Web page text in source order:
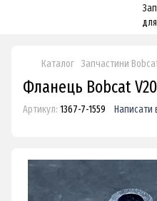
Каталог Запчастини
Фланець Bobcat
Артикул: 1367-7-1559 Написати